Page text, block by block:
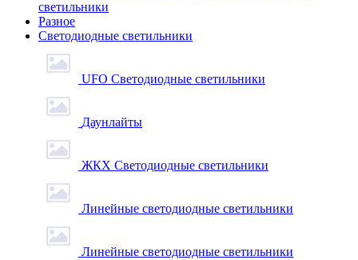
светильники
Разное
Светодиодные светильники
UFO Светодиодные светильники
Даунлайты
ЖКХ Светодиодные светильники
Линейные светодиодные светильники
Линейные светодиодные светильники